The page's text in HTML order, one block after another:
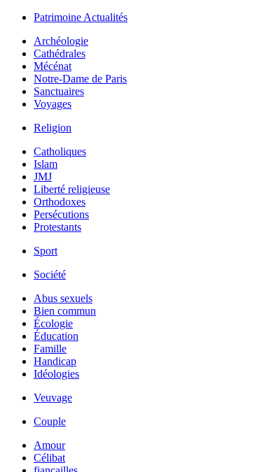
Patrimoine Actualités
Archéologie
Cathédrales
Mécénat
Notre-Dame de Paris
Sanctuaires
Voyages
Religion
Catholiques
Islam
JMJ
Liberté religieuse
Orthodoxes
Persécutions
Protestants
Sport
Société
Abus sexuels
Bien commun
Écologie
Éducation
Famille
Handicap
Idéologies
Veuvage
Couple
Amour
Célibat